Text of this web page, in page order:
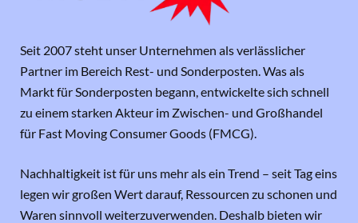
Seit 2007 steht unser Unternehmen als verlässlicher
Partner im Bereich Rest- und Sonderposten. Was als
Markt für Sonderposten begann, entwickelte sich schnell
zu einem starken Akteur im Zwischen- und Großhandel
für Fast Moving Consumer Goods (FMCG).
Nachhaltigkeit ist für uns mehr als ein Trend – seit Tag eins
legen wir großen Wert darauf, Ressourcen zu schonen und
Waren sinnvoll weiterzuverwenden. Deshalb bieten wir